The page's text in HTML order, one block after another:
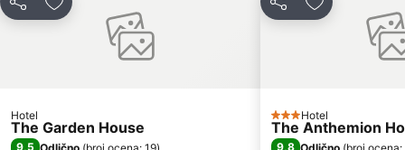
Rossogremos
Thassos Festival
Traditional Settlement of Kastro
Deli Dodati u favorite
Hotel
The Garden House
9,5 Odlično (broj ocena: 19)
Deli Dodati u
3 Zvezdice
Hotel
The Anthemion
9,8 Odlično (broj